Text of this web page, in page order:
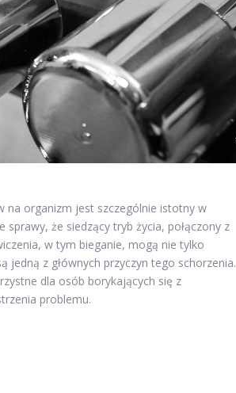
na organizm jest szczególnie istotny w
że siedzący tryb życia, połączony z
w tym bieganie, mogą nie tylko
jedną z głównych przyczyn tego schorzenia.
dla osób borykających się z
problemu.